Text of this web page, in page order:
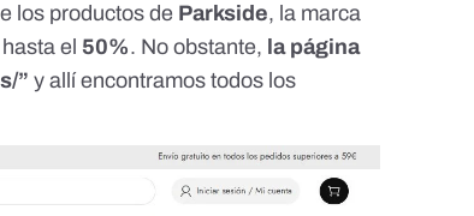
los productos de Parkside, la marca
hasta el50%. No obstante, la página
” y allí encontramostodos los